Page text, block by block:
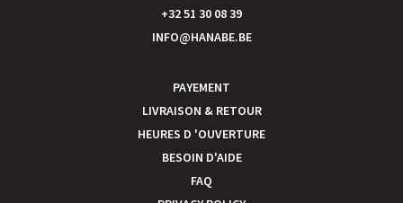
+32 51 30 08 39
INFO@HANABE.BE
PAYEMENT
LIVRAISON & RETOUR
HEURES D 'OUVERTURE
BESOIN D'AIDE
FAQ